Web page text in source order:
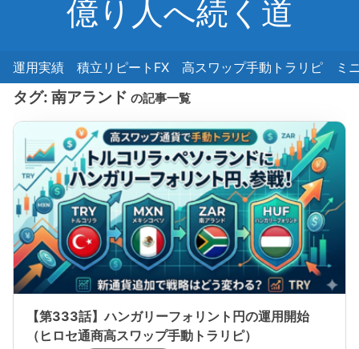
億り人へ続く道
運用実績 積立リピートFX 高スワップ手動トラリピ ミ
タグ: 南アランド の記事一覧
【第333話】ハンガリーフォリント円の運用開始
（ヒロセ通商高スワップ手動トラリピ）